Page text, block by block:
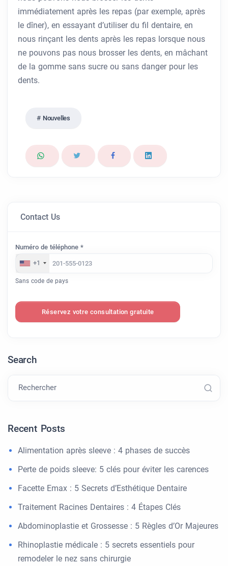
immédiatement après les repas (par exemple, après
le dîner), en essayant d’utiliser du fil dentaire, en
nous rinçant les dents après les repas lorsque nous
ne pouvons pas nous brosser les dents, en mâchant
de la gomme sans sucre ou sans danger pour les
dents.
Nouvelles
Contact Us
Numéro de téléphone *
+1
Sans code de pays
Réservez votre consultation gratuite
Search
Rechercher
Recent Posts
Alimentation après sleeve : 4 phases de succès
Perte de poids sleeve: 5 clés pour éviter les carences
Facette Emax : 5 Secrets d’Esthétique Dentaire
Traitement Racines Dentaires : 4 Étapes Clés
Abdominoplastie et Grossesse : 5 Règles d’Or Majeures
Rhinoplastie médicale : 5 secrets essentiels pour
remodeler le nez sans chirurgie